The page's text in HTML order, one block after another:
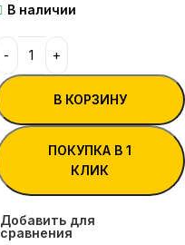
В наличии
В КОРЗИНУ
ПОКУПКА В 1
КЛИК
Добавить для
сравнения